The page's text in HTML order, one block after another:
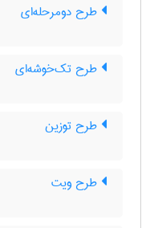
طرح دومرحله‌ای
طرح تک‌خوشه‌ای
طرح توزین
طرح ویت